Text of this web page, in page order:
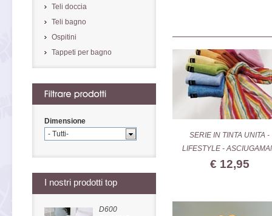
SERIE IN TINTA UNITA -
LIFESTYLE -
€ 12,95
Teli doccia
Teli bagno
Ospitini
Tappeti per bagno
Dimensione
- Tutti-
I nostri prodotti top
D600